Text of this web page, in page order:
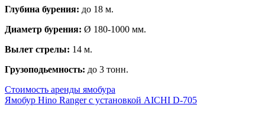
Глубина бурения: до 18 м.
Диаметр бурения: Ø 180-1000 мм.
Вылет стрелы: 14 м.
Грузоподьемность: до 3 тонн.
Стоимость аренды ямобура
Ямобур Hino Ranger с установкой AICHI D-705